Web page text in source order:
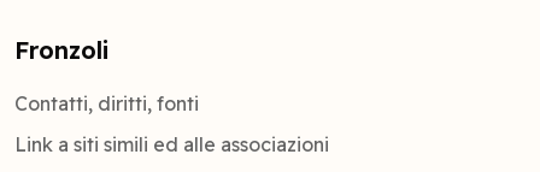
Fronzoli
Contatti, diritti, fonti
Link a siti simili ed alle associazioni